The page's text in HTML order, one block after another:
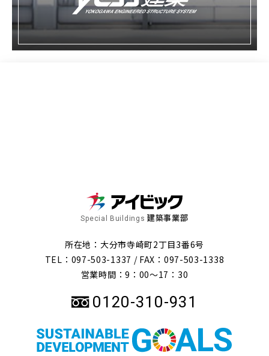
Special Buildings 建築事業部
所在地：大分市寺崎町2丁目3番6号
TEL：097-503-1337 / FAX：097-503-1338
営業時間：9：00～17：30
0120-310-931